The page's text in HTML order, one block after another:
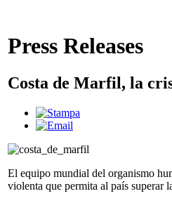
Press Releases
Costa de Marfil, la
El equipo mundial del organismo
violenta que permita al país superar